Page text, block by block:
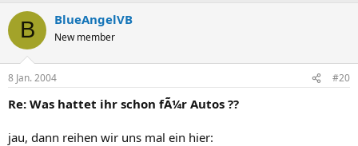
B BlueAngelVB
New member
8 Jan. 2004 #20
Re: Was hattet ihr schon fÃ¼r Autos ??
jau, dann reihen wir uns mal ein hier: